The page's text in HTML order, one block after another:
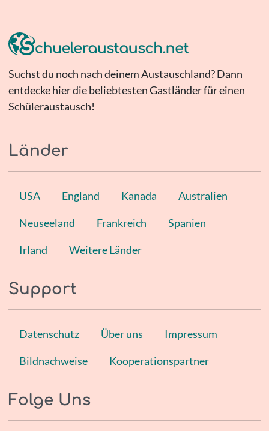
Suchst du noch nach deinem Austauschland? Dann
entdecke hier die beliebtesten Gastländer für einen
Schüleraustausch!
Länder
USA England Kanada Australien
Neuseeland Frankreich Spanien
Irland Weitere Länder
Support
Datenschutz Über uns Impressum
Bildnachweise Kooperationspartner
Folge Uns